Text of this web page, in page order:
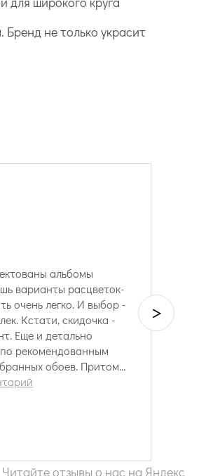
не только украсит
альбомы
варианты расцветок-
легко. И выбор -
Кстати, скидочка -
Еще и детально
обоев. Притом
совершила, а по
>
Читайте отзывы о нас на Яндекс